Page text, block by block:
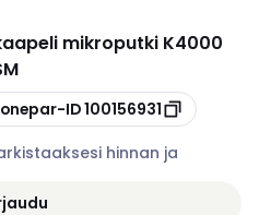
mikroputki K4000
ID100156931
hinnan ja